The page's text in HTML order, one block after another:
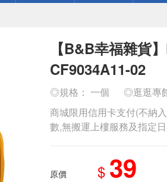
【B&B幸福雜貨
CF9034A11-02
◎規格： 一個 ◎逛逛專
商城限用信用卡支付(不納
數,無搬運上樓服務及指定
原價 $ 39